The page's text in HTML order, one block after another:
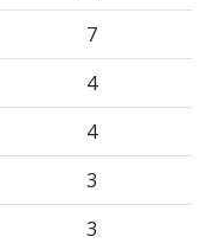
7
4
4
3
3